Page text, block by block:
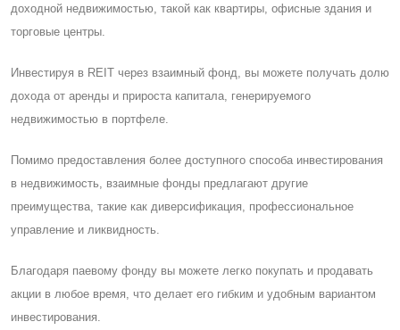
доходной недвижимостью, такой как квартиры, офисные здания и
торговые центры.
Инвестируя в REIT через взаимный фонд, вы можете получать долю
дохода от аренды и прироста капитала, генерируемого
недвижимостью в портфеле.
Помимо предоставления более доступного способа инвестирования
в недвижимость, взаимные фонды предлагают другие
преимущества, такие как диверсификация, профессиональное
управление и ликвидность.
Благодаря паевому фонду вы можете легко покупать и продавать
акции в любое время, что делает его гибким и удобным вариантом
инвестирования.